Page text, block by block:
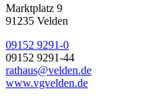
Marktplatz 9
91235 Velden
09152 9291-0
09152 9291-44
rathaus@velden.de
www.vgvelden.de